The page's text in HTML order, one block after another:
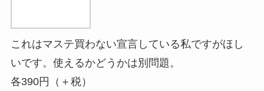
これはマステ買わない宣言している私ですがほし
いです。使えるかどうかは別問題。
各390円（＋税）